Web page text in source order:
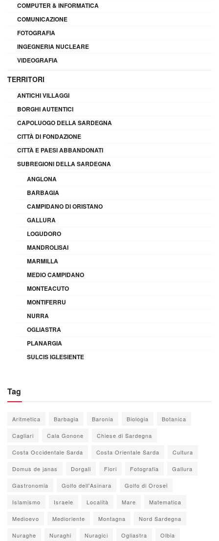
COMPUTER & INFORMATICA
COMUNICAZIONE
FOTOGRAFIA
INGEGNERIA NUCLEARE
VIDEOGRAFIA
TERRITORI
ANTICHI VILLAGGI
BORGHI AUTENTICI
CAPOLUOGO DELLA SARDEGNA
CITTÀ DI FONDAZIONE
CITTÀ E PAESI ABBANDONATI
SUBREGIONI DELLA SARDEGNA
ANGLONA
BARBAGIA
CAMPIDANO DI ORISTANO
GALLURA
LOGUDORO
MANDROLISAI
MARMILLA
MEDIO CAMPIDANO
MONTEACUTO
MONTIFERRU
NURRA
OGLIASTRA
PLANARGIA
SULCIS IGLESIENTE
Tag
Aritmetica Barbagia Baronia Biologia Botanica
Cagliari Cala Gonone Chiese di Sardegna
Costa Occidentale Sarda Costa Orientale Sarda Cultura
Domus de janas Dorgali Fiori Fotografia Gallura
Gastronomia Golfo dell'Asinara Golfo di Orosei
Islamismo Israele Località Mare Matematica
Medioevo Medioriente Montagna Nord Sardegna
Nuraghe Nuraghi Nuragici Ogliastra Olbia